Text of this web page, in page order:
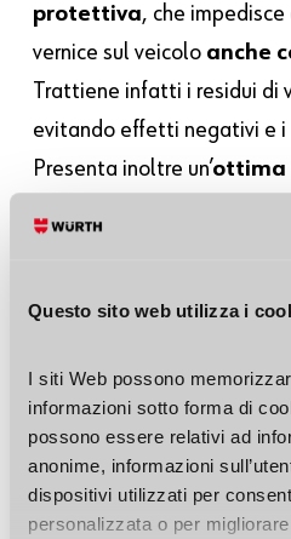
Questo sito web utilizza i
I siti Web possono
informazioni sotto forma di
possono essere relativi ad
anonime, informazioni
dispositivi utilizzati per
personalizzata o per
protettiva, che
vernice sul veicolo anche
Trattiene infatti i residui di
evitando effetti negativi e i
Presenta inoltre un’ottima
della superficie interna